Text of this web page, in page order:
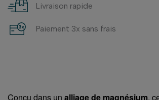
Livraison rapide
Paiement 3x sans frais
Conçu dans un alliage de magnésium,